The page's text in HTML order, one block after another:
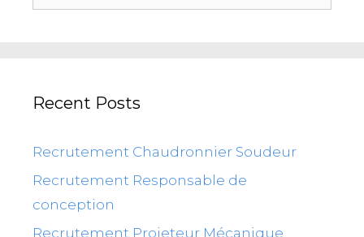
Recent Posts
Recrutement Chaudronnier Soudeur
Recrutement Responsable de
conception
Recrutement Projeteur Mécanique